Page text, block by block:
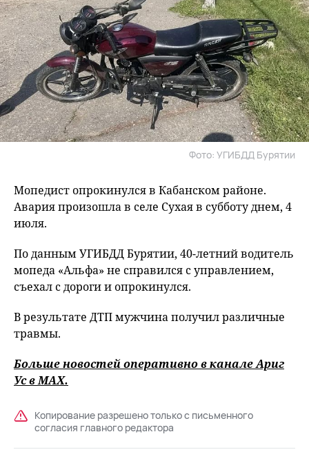
Фото: УГИБДД Бурятии
Мопедист опрокинулся в Кабанском районе.
Авария произошла в селе Сухая в субботу днем, 4
июля.
По данным УГИБДД Бурятии, 40-летний водитель
мопеда «Альфа» не справился с управлением,
съехал с дороги и опрокинулся.
В результате ДТП мужчина получил различные
травмы.
Больше новостей оперативно в канале Ариг
Ус вMAХ.
Копирование разрешено только с письменного
согласия главного редактора